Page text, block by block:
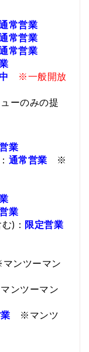
常営業
常営業
常営業
※一般開放
ーのみの提
業
通常営業 ※
業
)： 限定営業
ンツーマン
ンツーマン
※マンツ